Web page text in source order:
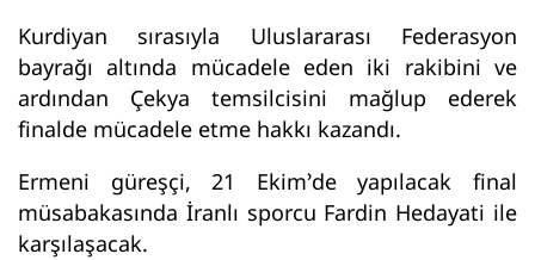
Kurdiyan sırasıyla Uluslararası Federasyon
bayrağı altında mücadele eden iki rakibini ve
ardından Çekya temsilcisini mağlup ederek
finalde mücadele etme hakkı kazandı.
Ermeni güreşçi, 21 Ekim’de yapılacak final
müsabakasında İranlı sporcu Fardin Hedayati ile
karşılaşacak.